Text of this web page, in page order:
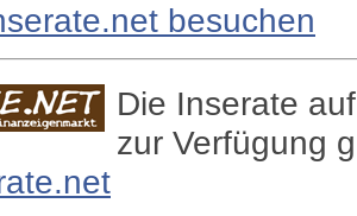
besuchen
Die Inserate
zur Verfügung